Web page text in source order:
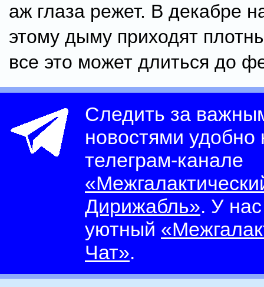
аж глаза режет. В декабре
этому дыму приходят
все это может длиться до
Следить за
новостями
телеграм-канале
Дирижабль». У
уютный
Чат».